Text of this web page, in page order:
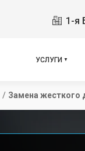
1-я
УСЛУГИ
/ Замена жесткого